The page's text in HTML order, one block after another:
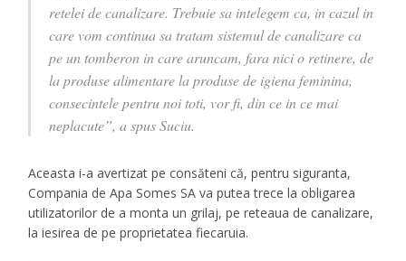
retelei de canalizare. Trebuie sa intelegem ca, in cazul in
care vom continua sa tratam sistemul de canalizare ca
pe un tomberon in care aruncam, fara nici o retinere, de
la produse alimentare la produse de igiena feminina,
consecintele pentru noi toti, vor fi, din ce in ce mai
neplacute”, a spus Suciu.
Aceasta i-a avertizat pe consăteni că, pentru siguranta,
Compania de Apa Somes SA va putea trece la obligarea
utilizatorilor de a monta un grilaj, pe reteaua de canalizare,
la iesirea de pe proprietatea fiecaruia.